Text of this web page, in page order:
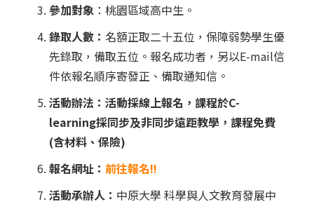
參加對象 ：桃園區域高中生。
錄取人數： 名額正取二十五位，保障弱勢學生優
先錄取，備取五位。報名成功者，另以E-mail信
件依報名順序寄發正、備取通知信。
活動辦法：活動採線上報名，課程於C-
learning採同步及非同步遠距教學，課程免費
(含材料、保險)
報名網址： 前往報名!!
活動承辦人： 中原大學 科學與人文教育發展中